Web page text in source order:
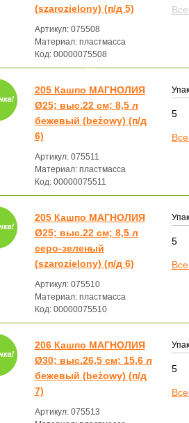
(szarozielony) (п/д 5)
Артикул: 075508
Материал: пластмасса
Код: 00000075508
205 Кашпо МАГНОЛИЯ
Ø25; выс.22 см; 8,5 л
бежевый (beżowy) (п/д
6)
Артикул: 075511
Материал: пластмасса
Код: 00000075511
5
205 Кашпо МАГНОЛИЯ
Ø25; выс.22 см; 8,5 л
серо-зеленый
(szarozielony) (п/д 6)
Артикул: 075510
Материал: пластмасса
Код: 00000075510
5
206 Кашпо МАГНОЛИЯ
Ø30; выс.26,5 см; 15,6 л
бежевый (beżowy) (п/д
7)
Артикул: 075513
5